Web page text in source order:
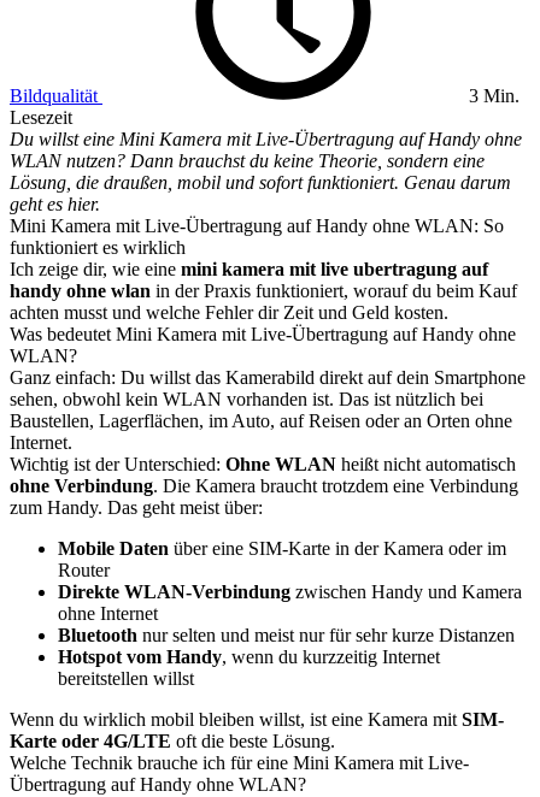
Bildqualität
3 Min.
Lesezeit
Du willst eine Mini Kamera mit Live-Übertragung auf Handy ohne
WLAN nutzen? Dann brauchst du keine Theorie, sondern eine
Lösung, die draußen, mobil und sofort funktioniert. Genau darum
geht es hier.
Mini Kamera mit Live-Übertragung auf Handy ohne WLAN: So
funktioniert es wirklich
Ich zeige dir, wie eine mini kamera mit live ubertragung auf
handy ohne wlan in der Praxis funktioniert, worauf du beim Kauf
achten musst und welche Fehler dir Zeit und Geld kosten.
Was bedeutet Mini Kamera mit Live-Übertragung auf Handy ohne
WLAN?
Ganz einfach: Du willst das Kamerabild direkt auf dein Smartphone
sehen, obwohl kein WLAN vorhanden ist. Das ist nützlich bei
Baustellen, Lagerflächen, im Auto, auf Reisen oder an Orten ohne
Internet.
Wichtig ist der Unterschied: Ohne WLAN heißt nicht automatisch
ohne Verbindung. Die Kamera braucht trotzdem eine Verbindung
zum Handy. Das geht meist über:
Mobile Daten über eine SIM-Karte in der Kamera oder im
Router
Direkte WLAN-Verbindung zwischen Handy und Kamera
ohne Internet
Bluetooth nur selten und meist nur für sehr kurze Distanzen
Hotspot vom Handy, wenn du kurzzeitig Internet
bereitstellen willst
Wenn du wirklich mobil bleiben willst, ist eine Kamera mit SIM-
Karte oder 4G/LTE oft die beste Lösung.
Welche Technik brauche ich für eine Mini Kamera mit Live-
Übertragung auf Handy ohne WLAN?